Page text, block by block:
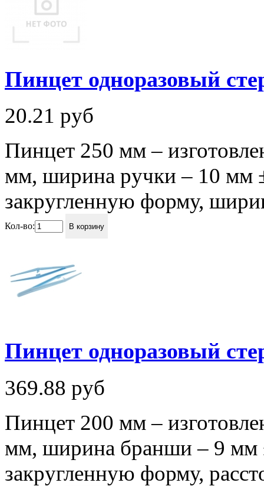
Пинцет одноразовый
20.21 руб
Пинцет 250 мм –
мм, ширина ручки – 10 мм
закругленную форму,
Кол-во: В корзину
Пинцет одноразовый
369.88 руб
Пинцет 200 мм –
мм, ширина бранши – 9 мм
закругленную форму,